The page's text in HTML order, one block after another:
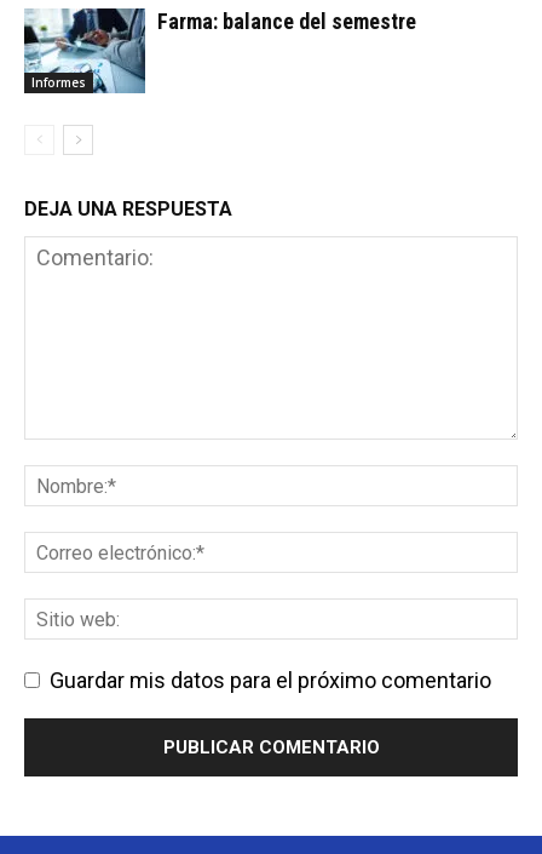
Informes
Farma: balance del semestre
DEJA UNA RESPUESTA
Guardar mis datos para el próximo comentario